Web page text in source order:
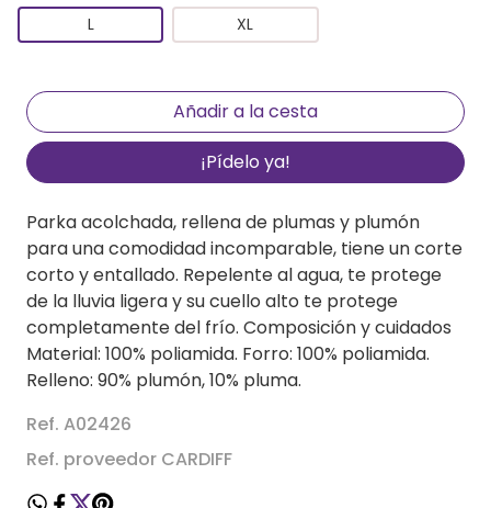
L XL
¡Pídelo ya!
Parka acolchada, rellena de plumas y plumón
para una comodidad incomparable, tiene un corte
corto y entallado. Repelente al agua, te protege
de la lluvia ligera y su cuello alto te protege
completamente del frío. Composición y cuidados
Material: 100% poliamida. Forro: 100% poliamida.
Relleno: 90% plumón, 10% pluma.
Ref. A02426
Ref. proveedor CARDIFF